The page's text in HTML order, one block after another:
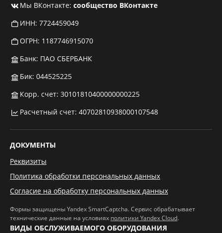
Мы ВКонтакте: сообщество ВКонтакте
ИНН: 7724459049
ОГРН: 1187746915070
Банк: ПАО СБЕРБАНК
Бик: 044525225
Корр. счет: 30101810400000000225
Расчетный счет: 40702810938000107548
ДОКУМЕНТЫ
Реквизиты
Политика обработки персональных данных
Согласие на обработку персональных данных
Формы защищены Yandex SmartCaptcha. Сервис обрабатывает
технические данные на условиях политики Yandex Cloud.
ВИДЫ ОБСЛУЖИВАЕМОГО ОБОРУДОВАНИЯ